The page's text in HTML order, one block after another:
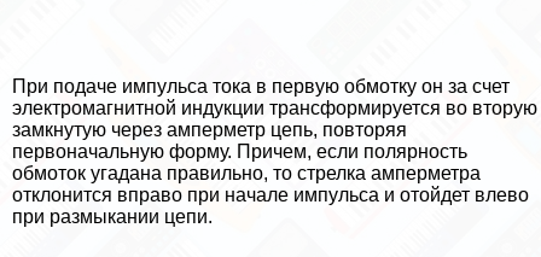
При подаче импульса тока в первую обмотку он за счет
электромагнитной индукции трaнcформируется во вторую
замкнутую через амперметр цепь, повторяя
первоначальную форму. Причем, если полярность
обмоток угадана правильно, то стрелка амперметра
отклонится вправо при начале импульса и отойдет влево
при размыкании цепи.